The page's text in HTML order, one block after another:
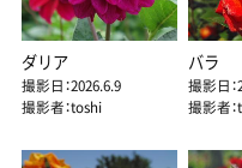
ダリア
撮影日：2026.6.9
撮影者：toshi
バラ
撮影日
撮影者